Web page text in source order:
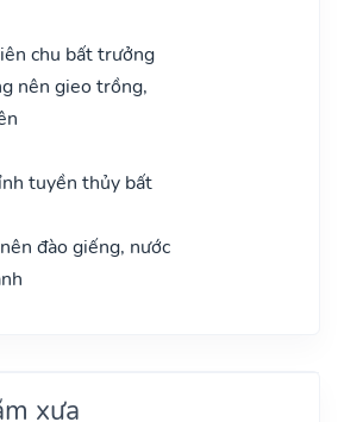
chu bất trưởng
nên gieo trồng,
tuyền thủy bất
đào giếng, nước
xưa